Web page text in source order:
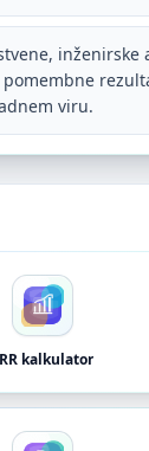
inženirske
viru.
kalkulator